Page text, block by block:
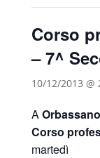
Corso
– 7^
10/12/2013 @
AOrbassano
Corso
martedì